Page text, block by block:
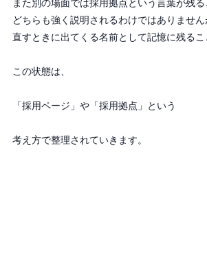
どちらも強く説明されるわけではありませ
直すときに出てくる名前として記憶に残るこ
この状態は、
「採用ページ」や「採用拠点」という
考え方で整理されていきます。